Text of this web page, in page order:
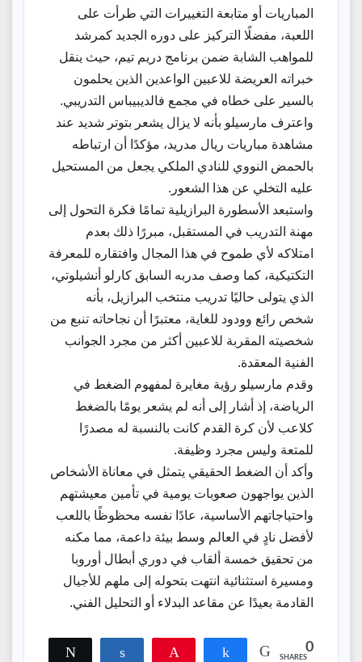
المباريات أو متابعة التغييرات التي طرأت على
اللعبة، مفضلًا التركيز على دوره الجديد كمرشد
للمواهب الشابة ضمن برنامج دريم تيم، حيث ينقل
خبراته العريضة للاعبين الواعدين الذين يحلمون
بالسير على خطاه في مجمع فالديبيباس التدريبي.
واعترف مارسيلو بأنه لا يزال يشعر بتوتر شديد عند
مشاهدة مباريات ريال مدريد، مؤكدًا أن ارتباطه
بالحمض النووي للنادي الملكي يجعل من المستحيل
عليه التخلي عن هذا الشعور.
واستبعد الأسطورة البرازيلية تمامًا فكرة التحول إلى
مهنة التدريب في المستقبل، مبررًا ذلك بعدم
امتلاكه لأي طموح في هذا المجال وافتقاره للمعرفة
التكتيكية، كما وصف مدربه السابق كارلو أنشيلوتي،
الذي يتولى حاليًا تدريب منتخب البرازيل، بأنه
شخص رائع وودود للغاية، معتبرًا أن نجاحاته تنبع من
شخصيته المقربة للاعبين أكثر من مجرد الجوانب
الفنية المعقدة.
وقدم مارسيلو رؤية مغايرة لمفهوم الضغط في
الرياضة، إذ أشار إلى أنه لم يشعر يومًا بالضغط
كلاعب لأن كرة القدم كانت بالنسبة له مصدرًا
للمتعة وليس مجرد وظيفة.
وأكد أن الضغط الحقيقي يتمثل في معاناة الأشخاص
الذين يواجهون صعوبات يومية في تأمين معيشتهم
واحتياجاتهم الأساسية، عادًا نفسه محظوظًا باللعب
لأفضل نادٍ في العالم وسط بيئة داعمة، مما مكنه
من تحقيق خمسة ألقاب في دوري أبطال أوروبا
ومسيرة استثنائية انتهت بتحوله إلى ملهم للأجيال
القادمة بعيدًا عن مقاعد البدلاء أو التحليل الفني.
Share 0
SHARES